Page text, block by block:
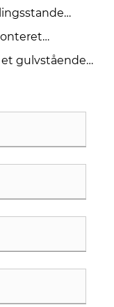
butik
forbedre din
gulvstående